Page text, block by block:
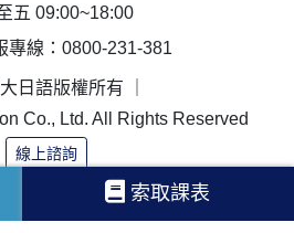
五 09:00~18:00
專線：0800-231-381
日語版權所有 ｜
Co., Ltd. All Rights Reserved
線上諮詢
索取課表